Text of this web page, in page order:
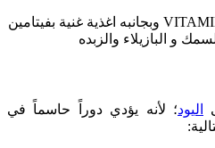
اليود؛ لأنه يؤدي دوراً حاسماً في